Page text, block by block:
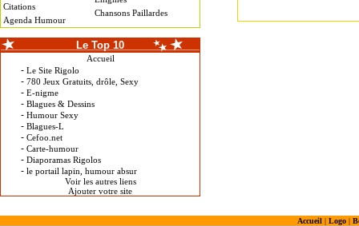
Citations
Agenda Humour
Chansons Paillardes
Le Top 10
Accueil
- Le Site Rigolo
- 780 Jeux Gratuits, drôle, Sexy
- E-nigme
- Blagues & Dessins
- Humour Sexy
- Blagues-L
- Cefoo.net
- Carte-humour
- Diaporamas Rigolos
- le portail lapin, humour absur
Voir les autres liens
Ajouter votre site
Accueil| Logo|